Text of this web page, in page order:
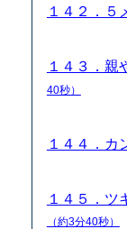
１４２．
１４３．
40秒）
１４４．
１４５．
（約3分40秒）